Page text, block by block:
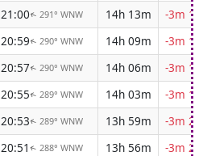
21:00↑ 291° WNW 14h 13m
-3m
20:59↑ 290° WNW 14h 09m
-3m
20:57↑ 290° WNW 14h 06m
-3m
20:55↑ 289° WNW 14h 03m
-3m
20:53↑ 289° WNW 13h 59m
-3m
20:51 ↑ 288° WNW 13h 56m
-3m